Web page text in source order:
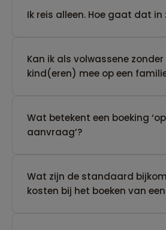
​Ik reis alleen. Hoe gaat dat in
Kan ik als volwassene zonder
kind(eren) mee op een
Wat betekent een boeking ‘op
aanvraag’?
Wat zijn de standaard
kosten bij het boeken van